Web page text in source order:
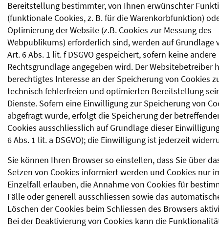
Bereitstellung bestimmter, von Ihnen erwünschter
(funktionale Cookies, z. B. für die Warenkorbfunktion)
Optimierung der Website (z.B. Cookies zur Messung des
Webpublikums) erforderlich sind, werden auf Grundlage
Art. 6 Abs. 1 lit. f DSGVO gespeichert, sofern keine andere
Rechtsgrundlage angegeben wird. Der Websitebetreiber
berechtigtes Interesse an der Speicherung von Cookies
technisch fehlerfreien und optimierten Bereitstellung
Dienste. Sofern eine Einwilligung zur Speicherung von
abgefragt wurde, erfolgt die Speicherung der
Cookies ausschliesslich auf Grundlage dieser
6 Abs. 1 lit. a DSGVO); die Einwilligung ist jederzeit
Sie können Ihren Browser so einstellen, dass Sie über
Setzen von Cookies informiert werden und Cookies nur
Einzelfall erlauben, die Annahme von Cookies für
Fälle oder generell ausschliessen sowie das
Löschen der Cookies beim Schliessen des Browsers
Bei der Deaktivierung von Cookies kann die